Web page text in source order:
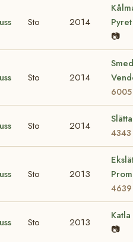
Sto 2014
📷
Sto 2014
6005
Sto 2014
4343
Sto 2013
4639
Sto 2013
Katla
📷